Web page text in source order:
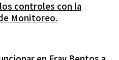
controles con la
Monitoreo.